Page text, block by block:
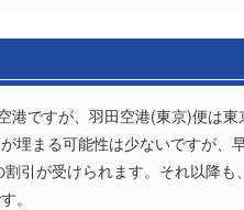
港ですが、羽田空港(東京)便は
埋まる可能性は少ないですが
引が受けられます。それ以降
。